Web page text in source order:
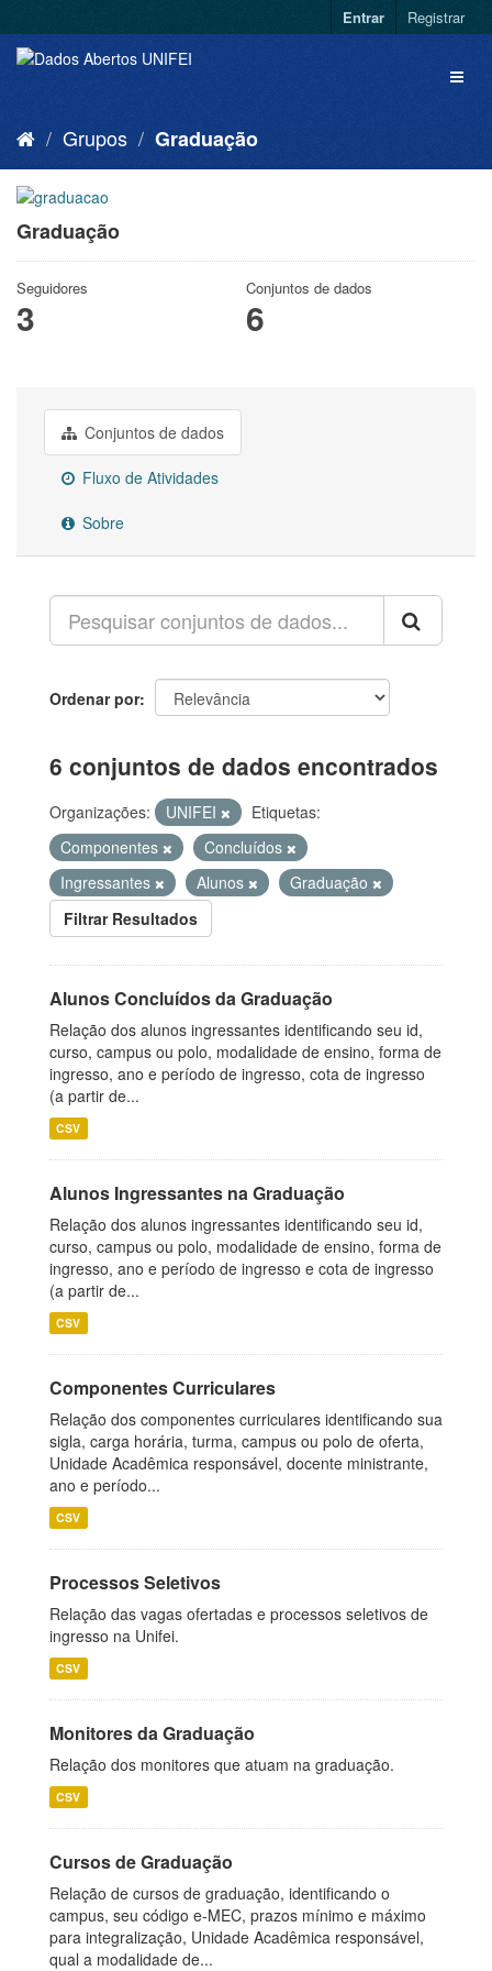
Entrar Registrar
Grupos Graduação
Graduação
Seguidores
3
Conjuntos de dados
6
Conjuntos de dados
Fluxo de Atividades
Sobre
Ordenar por
6 conjuntos de dados encontrados
Organizações: UNIFEI
Etiquetas:
Componentes
Concluídos
Ingressantes
Alunos
Graduação
Filtrar Resultados
Alunos Concluídos da Graduação
Relação dos alunos ingressantes identificando seu id,
curso, campus ou polo, modalidade de ensino, forma de
ingresso, ano e período de ingresso, cota de ingresso
(a partir de...
CSV
Alunos Ingressantes na Graduação
Relação dos alunos ingressantes identificando seu id,
curso, campus ou polo, modalidade de ensino, forma de
ingresso, ano e período de ingresso e cota de ingresso
(a partir de...
CSV
Componentes Curriculares
Relação dos componentes curriculares identificando sua
sigla, carga horária, turma, campus ou polo de oferta,
Unidade Acadêmica responsável, docente ministrante,
ano e período...
CSV
Processos Seletivos
Relação das vagas ofertadas e processos seletivos de
ingresso na Unifei.
CSV
Monitores da Graduação
Relação dos monitores que atuam na graduação.
CSV
Cursos de Graduação
Relação de cursos de graduação, identificando o
campus, seu código e-MEC, prazos mínimo e máximo
para integralização, Unidade Acadêmica responsável,
qual a modalidade de...